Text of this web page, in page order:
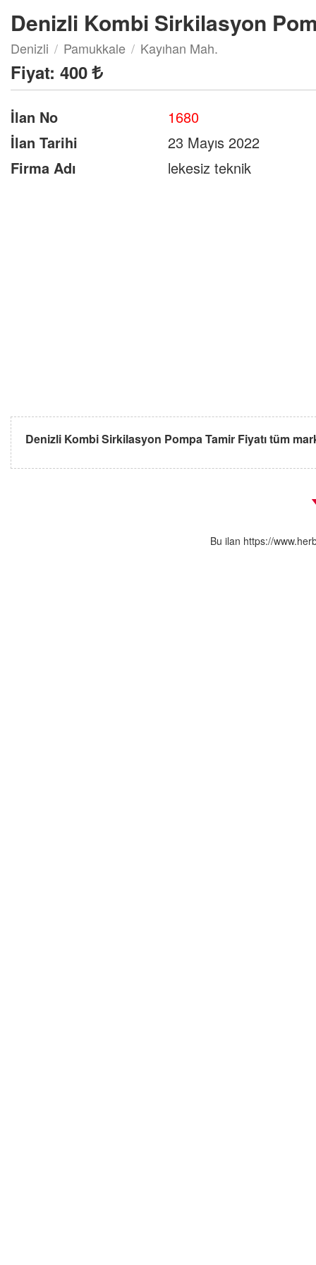
Denizli Kombi Sirkilasyon
Denizli Pamukkale Kayıhan Mah.
Fiyat: 400
İlan No
1680
İlan Tarihi
23 Mayıs 2022
Firma Adı
lekesiz teknik
Denizli Kombi Sirkilasyon Pompa Tamir Fiyatı tüm
Bu ilan https://